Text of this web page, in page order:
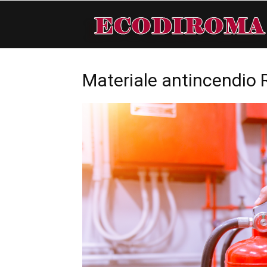
Materiale antincendio